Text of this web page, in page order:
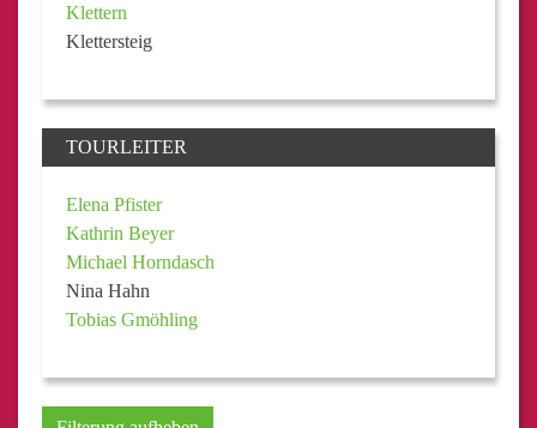
Klettern
Klettersteig
TOURLEITER
Elena Pfister
Kathrin Beyer
Michael Horndasch
Nina Hahn
Tobias Gmöhling